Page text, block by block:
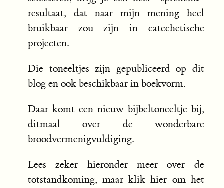
resultaat, dat naar mijn mening heel
bruikbaar zou zijn in catechetische
projecten.
Die toneeltjes zijn gepubliceerd op dit
blog en ook beschikbaar in boekvorm.
Daar komt een nieuw bijbeltoneeltje bij,
ditmaal over de wonderbare
broodvermenigvuldiging.
Lees zeker hieronder meer over de
totstandkoming, maarklik hier om het